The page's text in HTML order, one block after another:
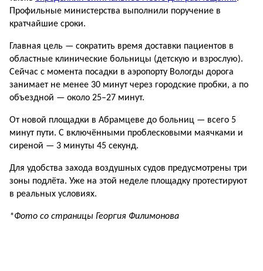
Профильные министерства выполнили поручение в
кратчайшие сроки.
Главная цель — сократить время доставки пациентов в
областные клинические больницы (детскую и взрослую).
Сейчас с момента посадки в аэропорту Вологды дорога
занимает не менее 30 минут через городские пробки, а по
объездной — около 25–27 минут.
От новой площадки в Абрамцеве до больниц — всего 5
минут пути. С включёнными проблесковыми маячками и
сиреной — 3 минуты 45 секунд.
Для удобства захода воздушных судов предусмотрены три
зоны подлёта. Уже на этой неделе площадку протестируют
в реальных условиях.
*Фото со страницы Георгия Филимонова